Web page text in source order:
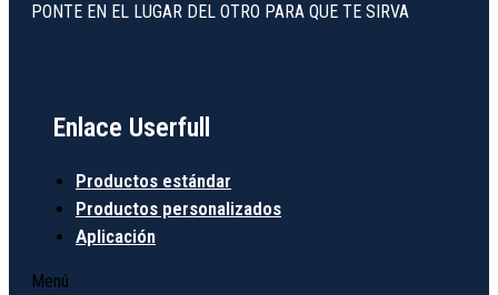
PONTE EN EL LUGAR DEL OTRO PARA QUE TE SIRVA
Enlace Userfull
Productos estándar
Productos personalizados
Aplicación
Menú